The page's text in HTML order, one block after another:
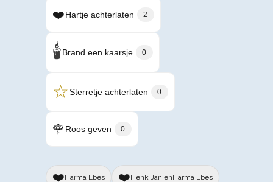
❤️Hartje achterlaten 2
🕯️Brand een kaarsje 0
☆Sterretje achterlaten 0
🌹 Roos geven 0
❤️Harma Ebes ❤️Henk Jan enHarma Ebes